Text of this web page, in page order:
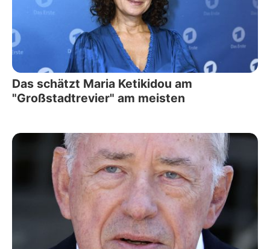
Das schätzt Maria Ketikidou am
"Großstadtrevier" am meisten